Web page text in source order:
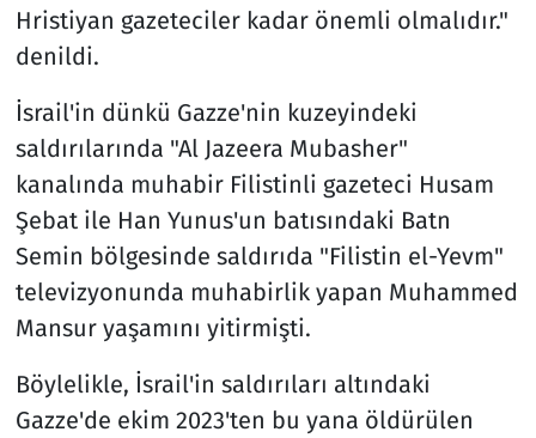
Hristiyan gazeteciler kadar önemli olmalıdır."
denildi.
İsrail'in dünkü Gazze'nin kuzeyindeki
saldırılarında "Al Jazeera Mubasher"
kanalında muhabir Filistinli gazeteci Husam
Şebat ile Han Yunus'un batısındaki Batn
Semin bölgesinde saldırıda "Filistin el-Yevm"
televizyonunda muhabirlik yapan Muhammed
Mansur yaşamını yitirmişti.
Böylelikle, İsrail'in saldırıları altındaki
Gazze'de ekim 2023'ten bu yana öldürülen